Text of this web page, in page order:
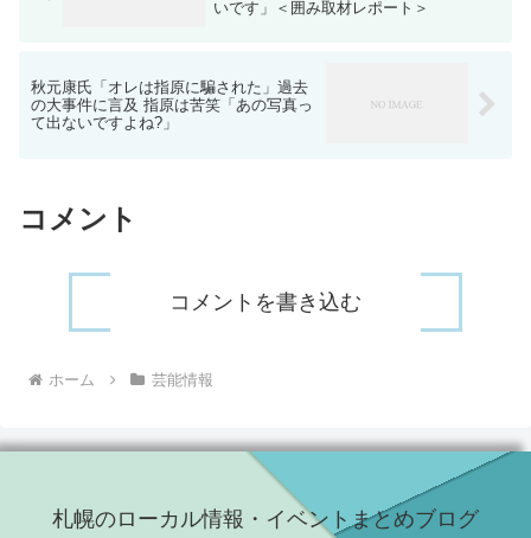
いです」＜囲み取材レポート＞
秋元康氏「オレは指原に騙された」過去
の大事件に言及 指原は苦笑「あの写真っ
て出ないですよね?」
コメント
コメントを書き込む
ホーム 芸能情報
札幌のローカル情報・イベントまとめブログ